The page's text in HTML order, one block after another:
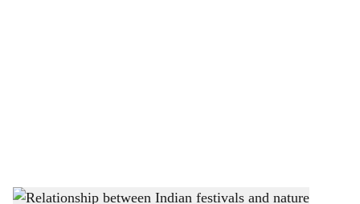
Relationship between Indian festivals and nature -Agrowon